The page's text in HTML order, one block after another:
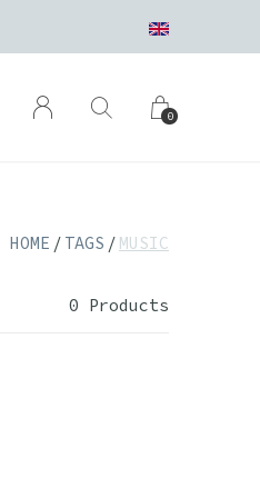
0
HOME TAGS MUSIC
0 Products